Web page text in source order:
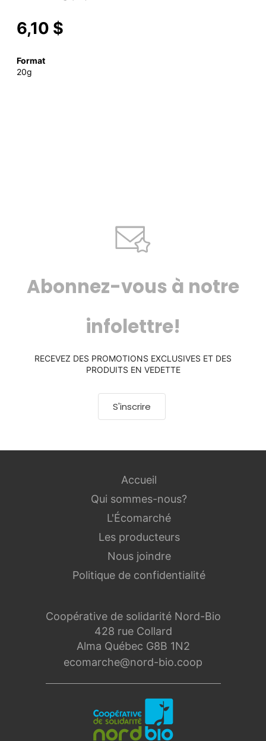
6,10 $
Format
20g
Abonnez-vous à notre
infolettre!
RECEVEZ DES PROMOTIONS EXCLUSIVES ET DES
PRODUITS EN VEDETTE
S'inscrire
Coopérative de solidarité Nord-Bio
428 rue Collard
Alma Québec G8B 1N2
ecomarche@nord-bio.coop
Accueil
Qui sommes-nous?
L'Écomarché
Les producteurs
Nous joindre
Politique de confidentialité